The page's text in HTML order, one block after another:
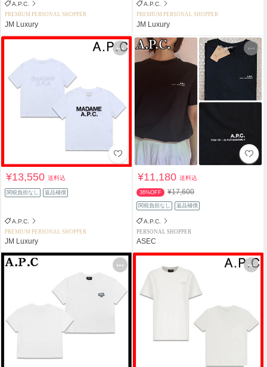
A.P.C.
PREMIUM PERSONAL SHOPPER
JM Luxury
A.P.C.
PREMIUM PERSONAL SHOPPER
JM Luxury
¥13,550送料込
関税負担なし 返品補償
A.P.C.
PREMIUM PERSONAL SHOPPER
JM Luxury
¥11,180送料込
36%OFF ¥17,600
関税負担なし 返品補償
A.P.C.
PERSONAL SHOPPER
ASEC